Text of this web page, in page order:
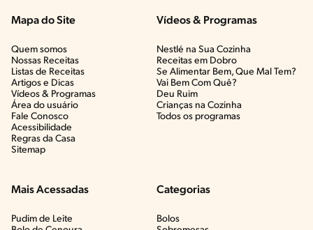
Mapa do Site
Quem somos
Nossas Receitas
Listas de Receitas​
Artigos e Dicas​
Vídeos & Programas​
Área do usuário
Fale Conosco
Acessibilidade
Regras da Casa
Sitemap
Vídeos & Programas​
Nestlé na Sua Cozinha
Receitas em Dobro
Se Alimentar Bem, Que Mal Tem?​
Vai Bem Com Quê?​
Deu Ruim​
Crianças na Cozinha​
Todos os programas
Mais Acessadas
Pudim de Leite
Categorias
Bolos